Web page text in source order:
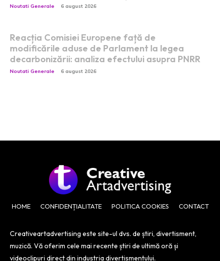
Noutati Generale 6 august 2026
Reacția Comisiei Europene față de
modificările aduse de Parlament la legea
decarbonizării: analiza efectului asupra PNRR
Noutati Generale 6 august 2026
HOME CONFIDENȚIALITATE POLITICA COOKIES CONTACT
Creativeartadvertising este site-ul dvs. de știri, divertisment,
muzică. Vă oferim cele mai recente știri de ultimă oră și
videoclipuri direct din industria divertismentului.